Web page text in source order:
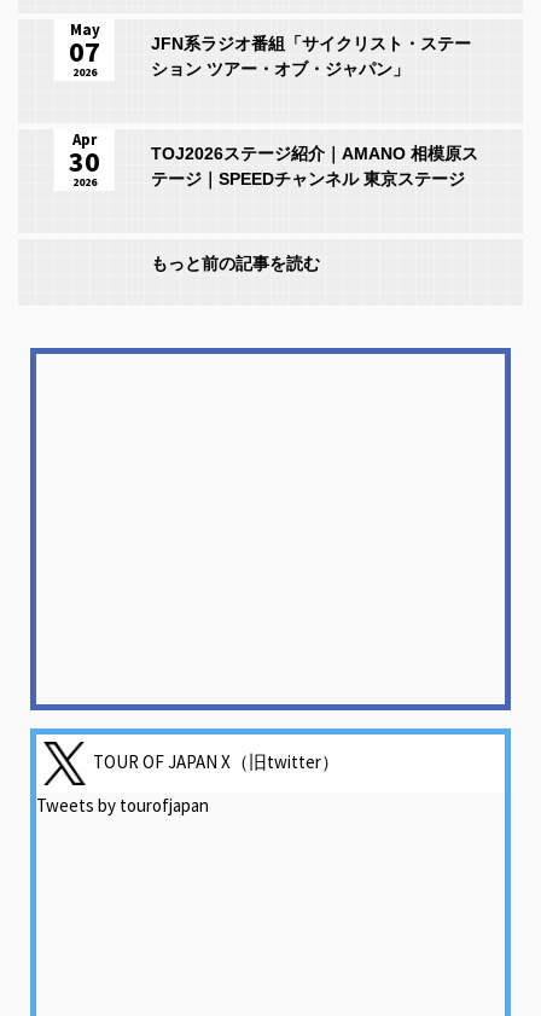
JFN系ラジオ番組「サイクリスト・ステー
ション ツアー・オブ・ジャパン」
May
07
2026
TOJ2026ステージ紹介｜AMANO 相模原ス
テージ｜SPEEDチャンネル 東京ステージ
Apr
30
2026
もっと前の記事を読む
TOUR OF JAPAN X（旧twitter）
Tweets by tourofjapan